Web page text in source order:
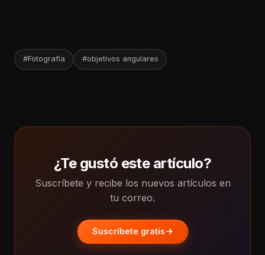
#Fotografía #objetivos angulares
¿Te gustó este artículo?
Suscríbete y recibe los nuevos artículos en
tu correo.
Suscríbete gratis